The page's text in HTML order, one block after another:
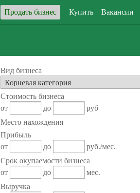
Продать бизнес Купить Вакансии
Вид бизнеса
Стоимость бизнеса
от
до
руб
Место нахождения
Прибыль
от
до
руб./мес.
Срок окупаемости бизнеса
от
до
мес.
Выручка